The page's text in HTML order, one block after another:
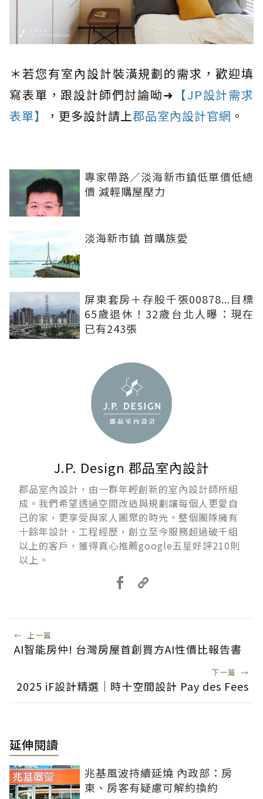
＊若您有室內設計裝潢規劃的需求，歡迎填
寫表單，跟設計師們討論呦➜ 【JP設計需求
表單】
，更多設計請上郡品室內設計官網 。
專家帶路／淡海新市鎮低單價低總
價 減輕購屋壓力
淡海新市鎮 首購族愛
屏東套房＋存股千張00878...目標
65歲退休！32歲台北人曝：現在
已有243張
J.P. Design 郡品室內設計
郡品室內設計，由一群年輕創新的室內設計師所組
成。我們希望透過空間改造與規劃讓每個人更愛自
己的家，更享受與家人團聚的時光。整個團隊擁有
十餘年設計、工程經歷，創立至今服務超過破千組
以上的客戶，獲得真心推薦google五星好評210則
以上。
← 上一篇
AI智能房仲! 台灣房屋首創買方AI性價比報告書
下一篇 →
2025 iF設計精選｜時十空間設計 Pay des Fees
延伸閱讀
兆基風波持續延燒 內政部：房
東、房客有疑慮可解約換約